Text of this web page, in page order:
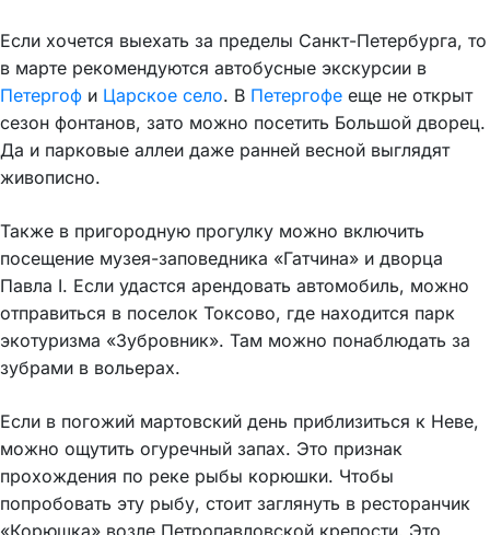
Если хочется выехать за пределы Санкт-Петербурга, то
в марте рекомендуются автобусные экскурсии в
Петергоф и Царское село. В Петергофе еще не открыт
сезон фонтанов, зато можно посетить Большой дворец.
Да и парковые аллеи даже ранней весной выглядят
живописно.
Также в пригородную прогулку можно включить
посещение музея-заповедника «Гатчина» и дворца
Павла I. Если удастся арендовать автомобиль, можно
отправиться в поселок Токсово, где находится парк
экотуризма «Зубровник». Там можно понаблюдать за
зубрами в вольерах.
Если в погожий мартовский день приблизиться к Неве,
можно ощутить огуречный запах. Это признак
прохождения по реке рыбы корюшки. Чтобы
попробовать эту рыбу, стоит заглянуть в ресторанчик